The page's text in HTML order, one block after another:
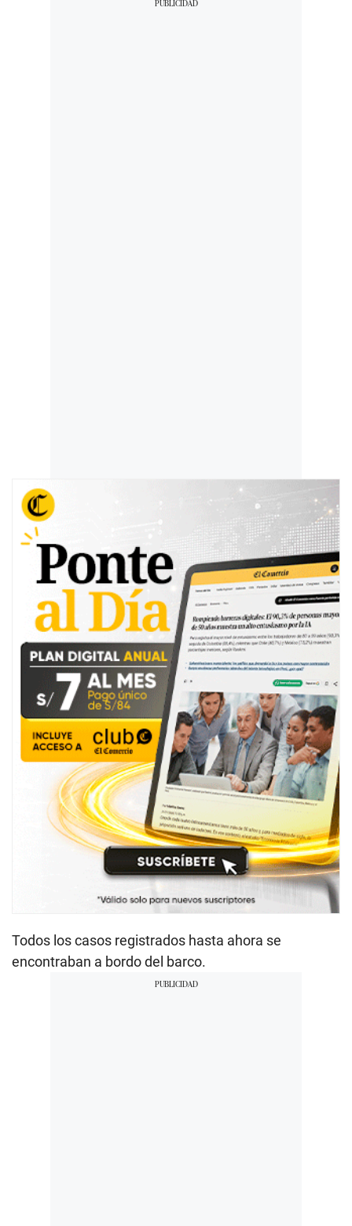
Todos los casos registrados hasta ahora se
encontraban a bordo del barco.